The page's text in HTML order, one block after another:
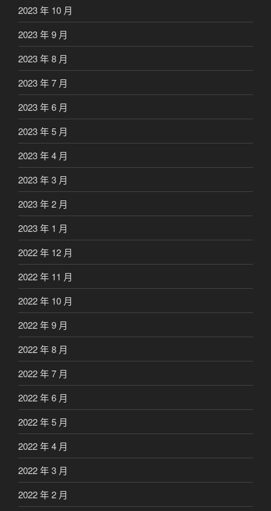
2023 年 10 月
2023 年 9 月
2023 年 8 月
2023 年 7 月
2023 年 6 月
2023 年 5 月
2023 年 4 月
2023 年 3 月
2023 年 2 月
2023 年 1 月
2022 年 12 月
2022 年 11 月
2022 年 10 月
2022 年 9 月
2022 年 8 月
2022 年 7 月
2022 年 6 月
2022 年 5 月
2022 年 4 月
2022 年 3 月
2022 年 2 月